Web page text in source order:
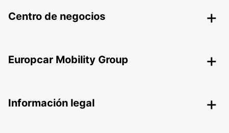
Centro de negocios
Europcar Mobility Group
Información legal